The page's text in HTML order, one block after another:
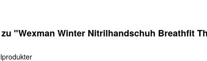
"Wexman Winter Nitrilhandschuh Breathfit